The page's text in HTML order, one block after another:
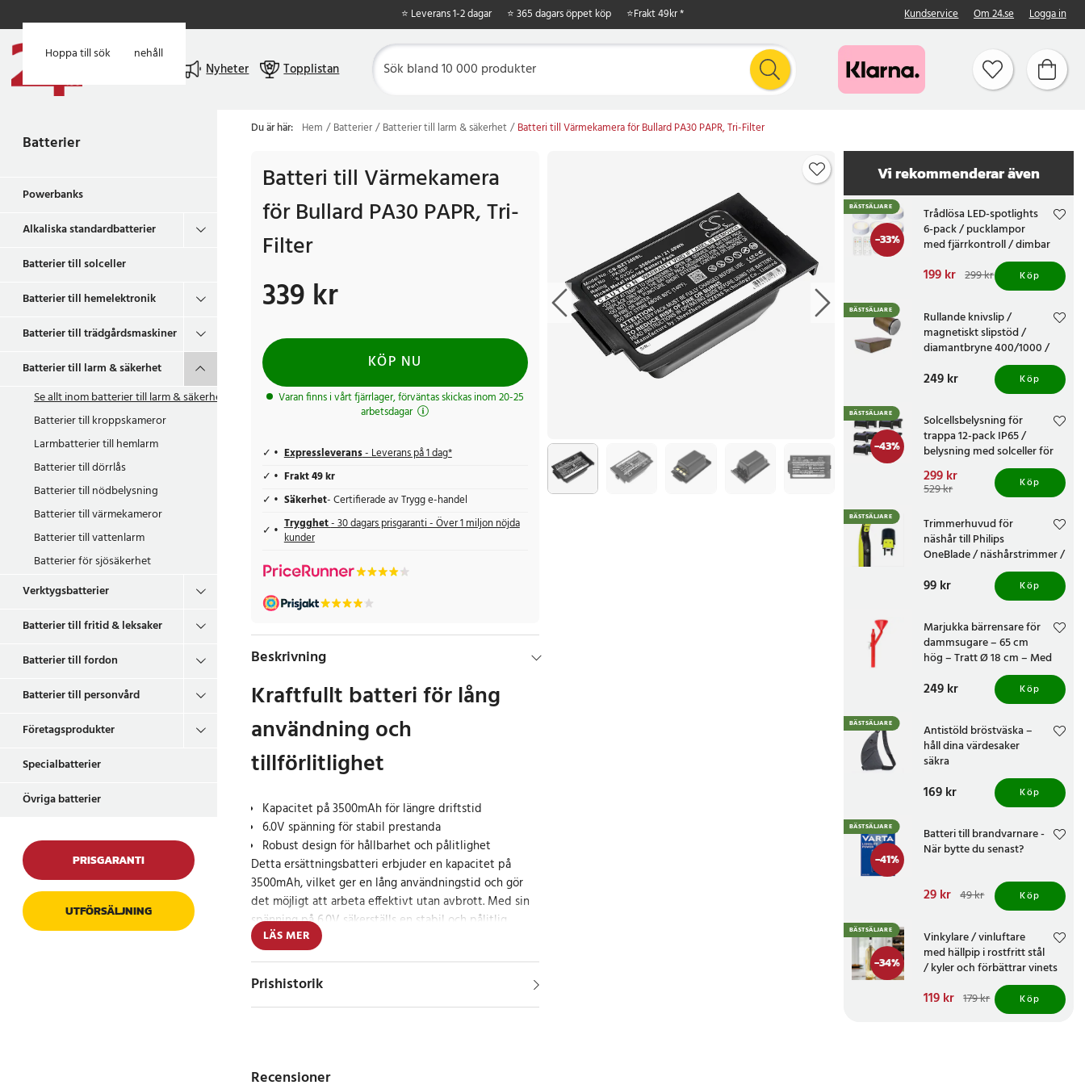
Hoppa till huvudinnehåll
Hoppa till sök
⭐ Leverans 1-2 dagar ⭐ 365 dagars öppet köp ⭐Frakt 49kr * Kundservice Om 24.se Logga in
Nyheter Topplistan
Batterier
Powerbanks
Alkaliska standardbatterier
Batterier till solceller
Batterier till hemelektronik
Batterier till trädgårdsmaskiner
Batterier till larm & säkerhet
Se allt inombatterier till larm & säkerhet
Batterier till kroppskameror
Larmbatterier till hemlarm
Batterier till dörrlås
Batterier till nödbelysning
Batterier till värmekameror
Batterier till vattenlarm
Batterier för sjösäkerhet
Verktygsbatterier
Batterier till fritid & leksaker
Batterier till fordon
Batterier till personvård
Företagsprodukter
Specialbatterier
Övriga batterier
PRISGARANTI
UTFÖRSÄLJNING
Du är här: Hem Batterier Batterier till larm & säkerhet Batteri till Värmekamera för Bullard PA30 PAPR, Tri-Filter
Batteri till Värmekamera
för Bullard PA30 PAPR, Tri-
Filter
Pris:339 kr
339 kr
KÖP NU
Varan finns i vårt fjärrlager, förväntas skickas inom 20-25
arbetsdagar
Expressleverans- Leverans på 1 dag*
Frakt 49 kr
Säkerhet- Certifierade av Trygg e-handel
Trygghet- 30 dagars prisgaranti - Över 1 miljon nöjda
kunder
Beskrivning
Kraftfullt batteri för lång
användning och
tillförlitlighet
Kapacitet på 3500mAh för längre driftstid
6.0V spänning för stabil prestanda
Robust design för hållbarhet och pålitlighet
Detta ersättningsbatteri erbjuder en kapacitet på
3500mAh, vilket ger en lång användningstid och gör
det möjligt att arbeta effektivt utan avbrott. Med sin
spänning på 6.0V säkerställs en stabil och pålitlig
prestanda, vilket gör det till ett utmärkt val för din
Bullards termiska kamera PA30 PAPR.
Specifikation
- Kapacitet: 3500mAh
LÄS MER
Prishistorik
Vi rekommenderar även
-33%
BÄSTSÄLJARE
Trådlösa LED-spotlights
6-pack / pucklampor
med fjärrkontroll / dimbar
Nuvarande pris
Tidigare pris 299 kr
199 kr 299 kr Köp
BÄSTSÄLJARE
Rullande knivslip /
magnetiskt slipstöd /
diamantbryne 400/1000 /
knivvässare med fasta
vinklar
Pris:249 kr
249 kr Köp
-43%
BÄSTSÄLJARE
Solcellsbelysning för
trappa 12-pack IP65 /
belysning med solceller för
altan och staket /
trappbelysning
Nuvarande pris:
299 krTidigare pris :529 kr
299 kr
529 kr Köp
BÄSTSÄLJARE
Trimmerhuvud för
näshår till Philips
OneBlade / näshårstrimmer /
nästrimmerhuvud
Pris:99 kr
99 kr Köp
Marjukka bärrensare för
dammsugare – 65 cm
hög – Tratt Ø 18 cm – Med
två munstycken
Pris:249 kr
249 kr Köp
BÄSTSÄLJARE
Antistöld bröstväska –
håll dina värdesaker
säkra
Pris :169 kr
169 kr Köp
-41%
BÄSTSÄLJARE
Batteri till brandvarnare -
När bytte du senast?
Nuvarande pris
Tidigare pris 49 kr
29 kr 49 kr Köp
-34%
BÄSTSÄLJARE
Vinkylare / vinluftare
med hällpip i rostfritt stål
/ kyler och förbättrar vinets
Nuvarande pris
Tidigare pris 179 kr
119 kr 179 kr Köp
Recensioner